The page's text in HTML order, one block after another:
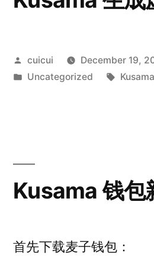
Posted
by
cuicui
December 19,
Posted
Uncategorized Tags:
Kusama
Kusama 钱包
首先下载麦子钱包：